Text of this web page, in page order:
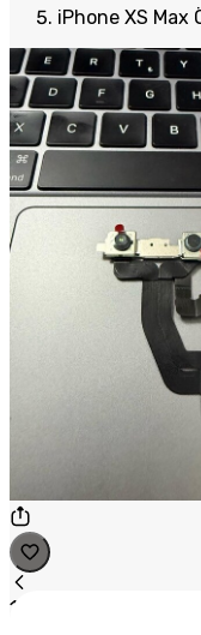
iPhone XS Max
1